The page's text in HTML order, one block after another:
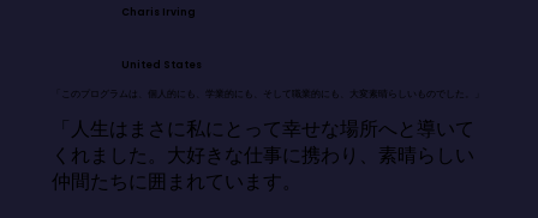
Charis Irving
United States
「このプログラムは、個人的にも、学業的にも、そして職業的にも、大変素晴らしいものでした。」
「人生はまさに私にとって幸せな場所へと導いて
くれました。大好きな仕事に携わり、素晴らしい
仲間たちに囲まれています。